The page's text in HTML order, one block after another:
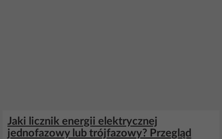
Jaki licznik energii elektrycznej
jednofazowy lub trójfazowy? Przegląd